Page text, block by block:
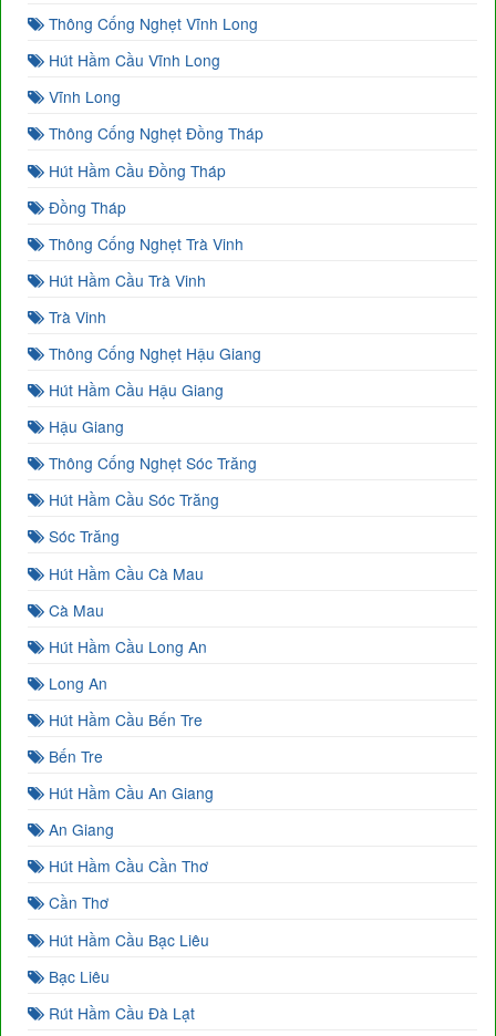
Thông Cống Nghẹt Vĩnh Long
Hút Hầm Cầu Vĩnh Long
Vĩnh Long
Thông Cống Nghẹt Đồng Tháp
Hút Hầm Cầu Đồng Tháp
Đồng Tháp
Thông Cống Nghẹt Trà Vinh
Hút Hầm Cầu Trà Vinh
Trà Vinh
Thông Cống Nghẹt Hậu Giang
Hút Hầm Cầu Hậu Giang
Hậu Giang
Thông Cống Nghẹt Sóc Trăng
Hút Hầm Cầu Sóc Trăng
Sóc Trăng
Hút Hầm Cầu Cà Mau
Cà Mau
Hút Hầm Cầu Long An
Long An
Hút Hầm Cầu Bến Tre
Bến Tre
Hút Hầm Cầu An Giang
An Giang
Hút Hầm Cầu Cần Thơ
Cần Thơ
Hút Hầm Cầu Bạc Liêu
Bạc Liêu
Rút Hầm Cầu Đà Lạt